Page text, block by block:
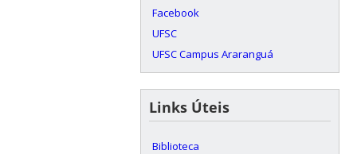
Facebook
UFSC
UFSC Campus Araranguá
Links Úteis
Biblioteca